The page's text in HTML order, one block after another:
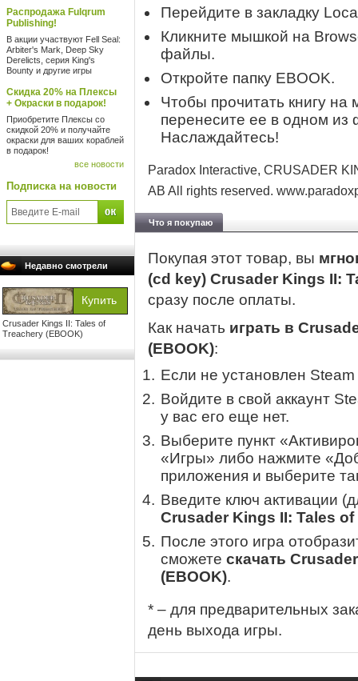
Распродажа Fulqrum
Publishing!
В акции участвуют Fell Seal:
Arbiter's Mark, Deep Sky
Derelicts, серия King's
Bounty и другие игры
Скидка 20% на Плексы
+ Окраски в подарок!
Приобретите Плексы со
скидкой 20% и получайте
окраски для ваших кораблей
в подарок!
все новости
Подписка на новости
Недавно смотрели
Crusader Kings II: Tales of
Treachery (EBOOK)
Перейдите в закладку
Кликните мышкой на
файлы.
Откройте папку EBOOK.
Чтобы прочитать книгу на
перенесите ее в одном
Наслаждайтесь!
Paradox Interactive, CRUSADER
AB All rights reserved.
Что я покупаю
Покупая этот товар, вы
(cd key) Crusader Kings II:
сразу после оплаты.
Как начать играть в
(EBOOK):
Если не установлен
Войдите в свой аккаунт
у вас его еще нет.
Выберите пункт
«Игры» либо нажмите
приложения и выберите
Введите ключ активации
Crusader Kings II: Tales
После этого игра
сможете скачать
(EBOOK).
* – для предварительных
день выхода игры.